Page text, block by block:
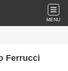
MENU
Ferrucci